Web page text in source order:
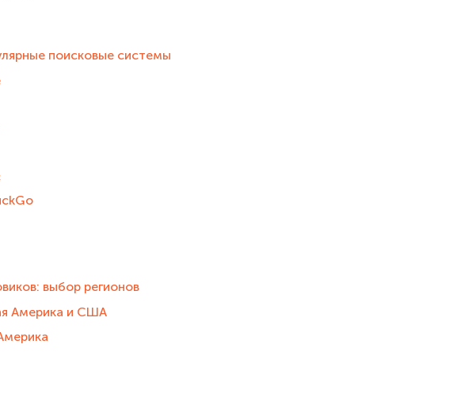
поисковые системы
выбор регионов
Америка и США